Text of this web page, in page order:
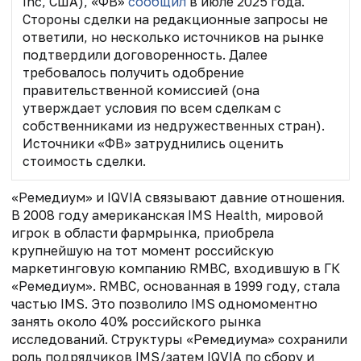
Стороны сделки на редакционные запросы не
ответили, но несколько источников на рынке
подтвердили договоренность. Далее
требовалось получить одобрение
правительственной комиссией (она
утверждает условия по всем сделкам с
собственниками из недружественных стран).
Источники «ФВ» затруднились оценить
стоимость сделки.
«Ремедиум» и IQVIA связывают давние отношения.
В 2008 году американская IMS Health, мировой
игрок в области фармрынка, приобрела
крупнейшую на тот момент российскую
маркетинговую компанию RMBC, входившую в ГК
«Ремедиум». RMBC, основанная в 1999 году, стала
частью IMS. Это позволило IMS одномоментно
занять около 40% российского рынка
исследований. Структуры «Ремедиума» сохранили
роль подрядчиков IMS/затем IQVIA по сбору и